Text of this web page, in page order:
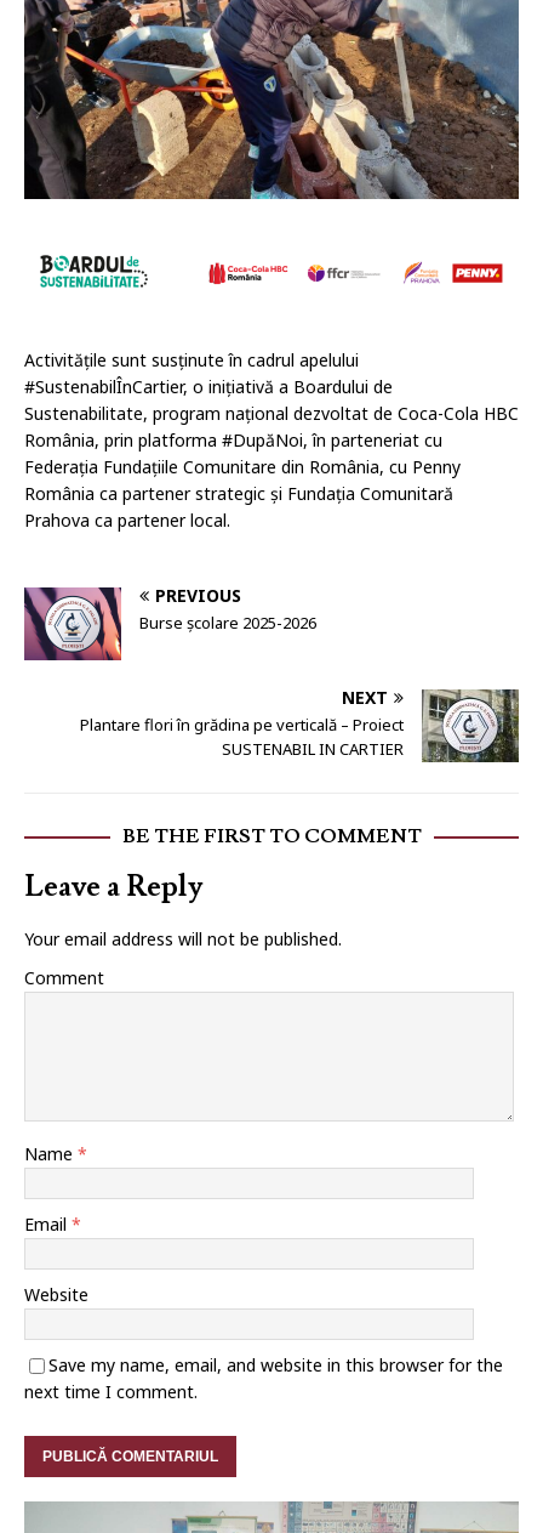
Activitățile sunt susținute în cadrul apelului
#SustenabilÎnCartier, o inițiativă a Boardului de
Sustenabilitate, program național dezvoltat de Coca-Cola HBC
România, prin platforma #DupăNoi, în parteneriat cu
Federația Fundațiile Comunitare din România, cu Penny
România ca partener strategic și Fundația Comunitară
Prahova ca partener local.
PREVIOUS
Burse școlare 2025-2026
NEXT
Plantare flori în grădina pe verticală – Proiect
SUSTENABIL IN CARTIER
BE THE FIRST TO COMMENT
Leave a Reply
Your email address will not be published.
Comment
Name *
Email *
Website
Save my name, email, and website in this browser for the
next time I comment.